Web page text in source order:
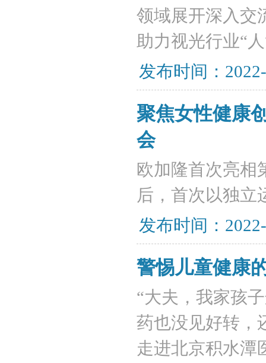
领域展开深入交
助力视光行业“
发布时间：
聚焦女性健康
会
欧加隆首次亮相
后，首次以独立
发布时间：
警惕儿童健康
“大夫，我家孩
药也没见好转，
走进北京积水潭